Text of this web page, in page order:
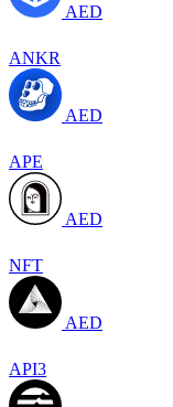
AED
ANKR
AED
APE
AED
NFT
AED
API3